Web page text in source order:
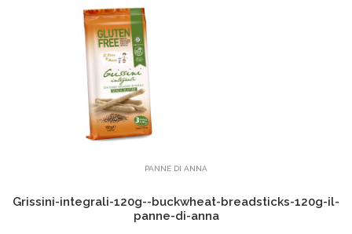
PANNE DI ANNA
Grissini-integrali-120g--buckwheat-breadsticks-120g-il-
panne-di-anna